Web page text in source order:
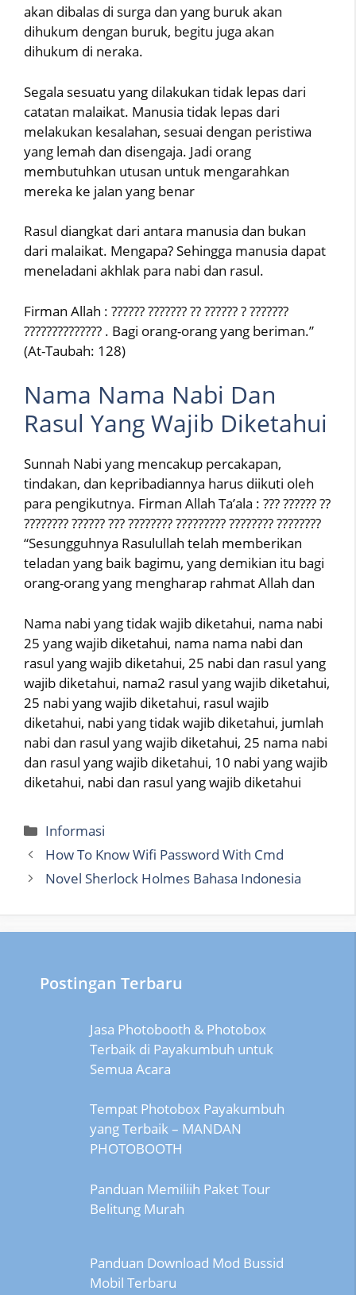
akan dibalas di surga dan yang buruk akan
dihukum dengan buruk, begitu juga akan
dihukum di neraka.
Segala sesuatu yang dilakukan tidak lepas dari
catatan malaikat. Manusia tidak lepas dari
melakukan kesalahan, sesuai dengan peristiwa
yang lemah dan disengaja. Jadi orang
membutuhkan utusan untuk mengarahkan
mereka ke jalan yang benar
Rasul diangkat dari antara manusia dan bukan
dari malaikat. Mengapa? Sehingga manusia dapat
meneladani akhlak para nabi dan rasul.
Firman Allah : ?????? ??????? ?? ?????? ? ???????
?????????????? . Bagi orang-orang yang beriman.”
(At-Taubah: 128)
Nama Nama Nabi Dan
Rasul Yang Wajib Diketahui
Sunnah Nabi yang mencakup percakapan,
tindakan, dan kepribadiannya harus diikuti oleh
para pengikutnya. Firman Allah Ta’ala : ??? ?????? ??
???????? ?????? ??? ???????? ????????? ???????? ????????
“Sesungguhnya Rasulullah telah memberikan
teladan yang baik bagimu, yang demikian itu bagi
orang-orang yang mengharap rahmat Allah dan
Nama nabi yang tidak wajib diketahui, nama nabi
25 yang wajib diketahui, nama nama nabi dan
rasul yang wajib diketahui, 25 nabi dan rasul yang
wajib diketahui, nama2 rasul yang wajib diketahui,
25 nabi yang wajib diketahui, rasul wajib
diketahui, nabi yang tidak wajib diketahui, jumlah
nabi dan rasul yang wajib diketahui, 25 nama nabi
dan rasul yang wajib diketahui, 10 nabi yang wajib
diketahui, nabi dan rasul yang wajib diketahui
Categories
Informasi
How To Know Wifi Password With Cmd
Novel Sherlock Holmes Bahasa Indonesia
Postingan Terbaru
Jasa Photobooth & Photobox
Terbaik di Payakumbuh untuk
Semua Acara
Tempat Photobox Payakumbuh
yang Terbaik – MANDAN
PHOTOBOOTH
Panduan Memiliih Paket Tour
Belitung Murah
Panduan Download Mod Bussid
Mobil Terbaru